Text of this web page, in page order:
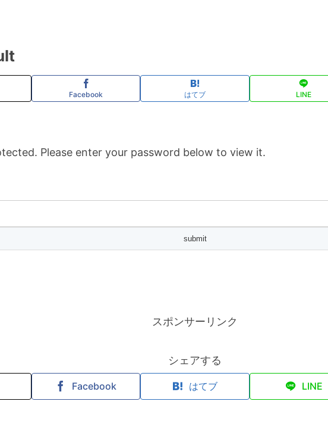
Facebook はてブ LINE
Please enter your password below to view it.
スポンサーリンク
シェアする
Facebook はてブ LINE